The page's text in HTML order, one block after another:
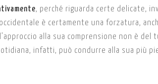
, perché riguarda certe delicate,
è certamente una forzatura,
alla sua comprensione non è del
infatti, può condurre alla sua più